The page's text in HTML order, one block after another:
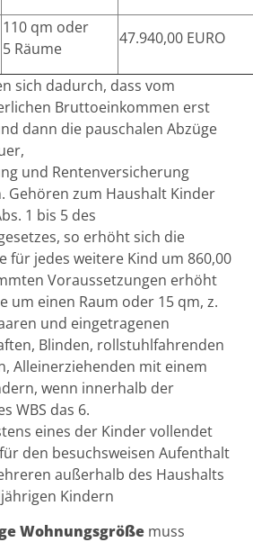
110 qm oder
5 Räume
47.940,00 EURO
sich dadurch, dass vom
Bruttoeinkommen erst
dann die pauschalen Abzüge
und Rentenversicherung
Gehören zum Haushalt Kinder
1 bis 5 des
so erhöht sich die
für jedes weitere Kind um 860,00
Voraussetzungen erhöht
um einen Raum oder 15 qm, z.
und eingetragenen
Blinden, rollstuhlfahrenden
Alleinerziehenden mit einem
wenn innerhalb der
WBS das 6.
eines der Kinder vollendet
den besuchsweisen Aufenthalt
außerhalb des Haushalts
Kindern
Wohnungsgröße muss